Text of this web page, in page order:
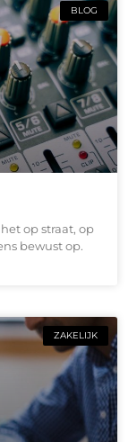
BLOG
op straat, op
bewust op.
ZAKELIJK